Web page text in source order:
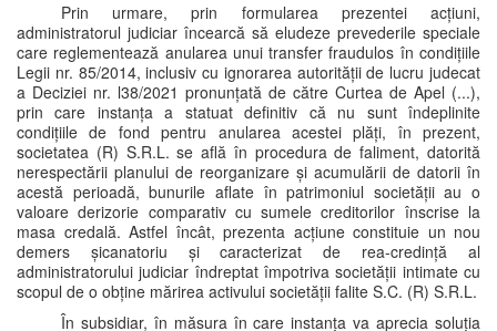
Prin urmare, prin formularea prezentei acțiuni,
administratorul judiciar încearcă să eludeze prevederile speciale
care reglementează anularea unui transfer fraudulos în condițiile
Legii nr. 85/2014, inclusiv cu ignorarea autorității de lucru judecat
a Deciziei nr. l38/2021 pronunțată de către Curtea de Apel (...),
prin care instanța a statuat definitiv că nu sunt îndeplinite
condițiile de fond pentru anularea acestei plăți, în prezent,
societatea (R) S.R.L. se află în procedura de faliment, datorită
nerespectării planului de reorganizare și acumulării de datorii în
acestă perioadă, bunurile aflate în patrimoniul societății au o
valoare derizorie comparativ cu sumele creditorilor înscrise la
masa credală. Astfel încât, prezenta acțiune constituie un nou
demers șicanatoriu și caracterizat de rea-credință al
administratorului judiciar îndreptat împotriva societății intimate cu
scopul de o obține mărirea activului societății falite S.C. (R) S.R.L.
În subsidiar, în măsura în care instanța va aprecia soluția